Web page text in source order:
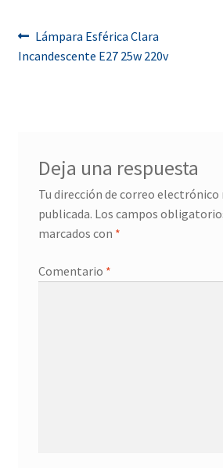
Navegación
de
Anterior:
Lámpara Esférica Clara
Incandescente E27 25w 220v
Deja una respuesta
Tu dirección de correo electrónico
publicada. Los campos
marcados con *
Comentario *